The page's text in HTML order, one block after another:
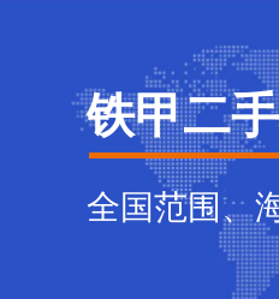
铁甲二
全国范围、